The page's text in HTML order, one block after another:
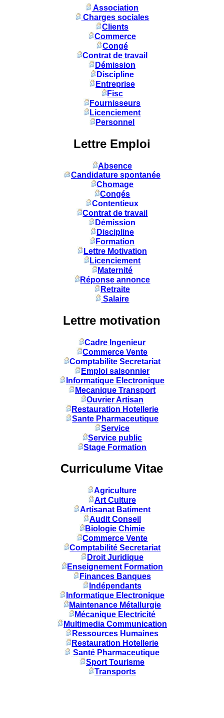
Association
Charges sociales
Clients
Commerce
Congé
Contrat de travail
Démission
Discipline
Entreprise
Fisc
Fournisseurs
Licenciement
Personnel
Lettre Emploi
Absence
Candidature spontanée
Chomage
Congés
Contentieux
Contrat de travail
Démission
Discipline
Formation
Lettre Motivation
Licenciement
Maternité
Réponse annonce
Retraite
Salaire
Lettre motivation
Cadre Ingenieur
Commerce Vente
Comptabilite Secretariat
Emploi saisonnier
Informatique Electronique
Mecanique Transport
Ouvrier Artisan
Restauration Hotellerie
Sante Pharmaceutique
Service
Service public
Stage Formation
Curriculume Vitae
Agriculture
Art Culture
Artisanat Batiment
Audit Conseil
Biologie Chimie
Commerce Vente
Comptabilité Secretariat
Droit Juridique
Enseignement Formation
Finances Banques
Indépendants
Informatique Electronique
Maintenance Métallurgie
Mécanique Electricité
Multimedia Communication
Ressources Humaines
Restauration Hotellerie
Santé Pharmaceutique
Sport Tourisme
Transports